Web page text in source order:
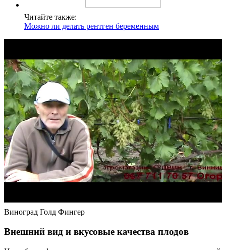
Читайте также:
Можно ли делать рентген беременным
Виноград Голд Фингер
Внешний вид и вкусовые качества плодов